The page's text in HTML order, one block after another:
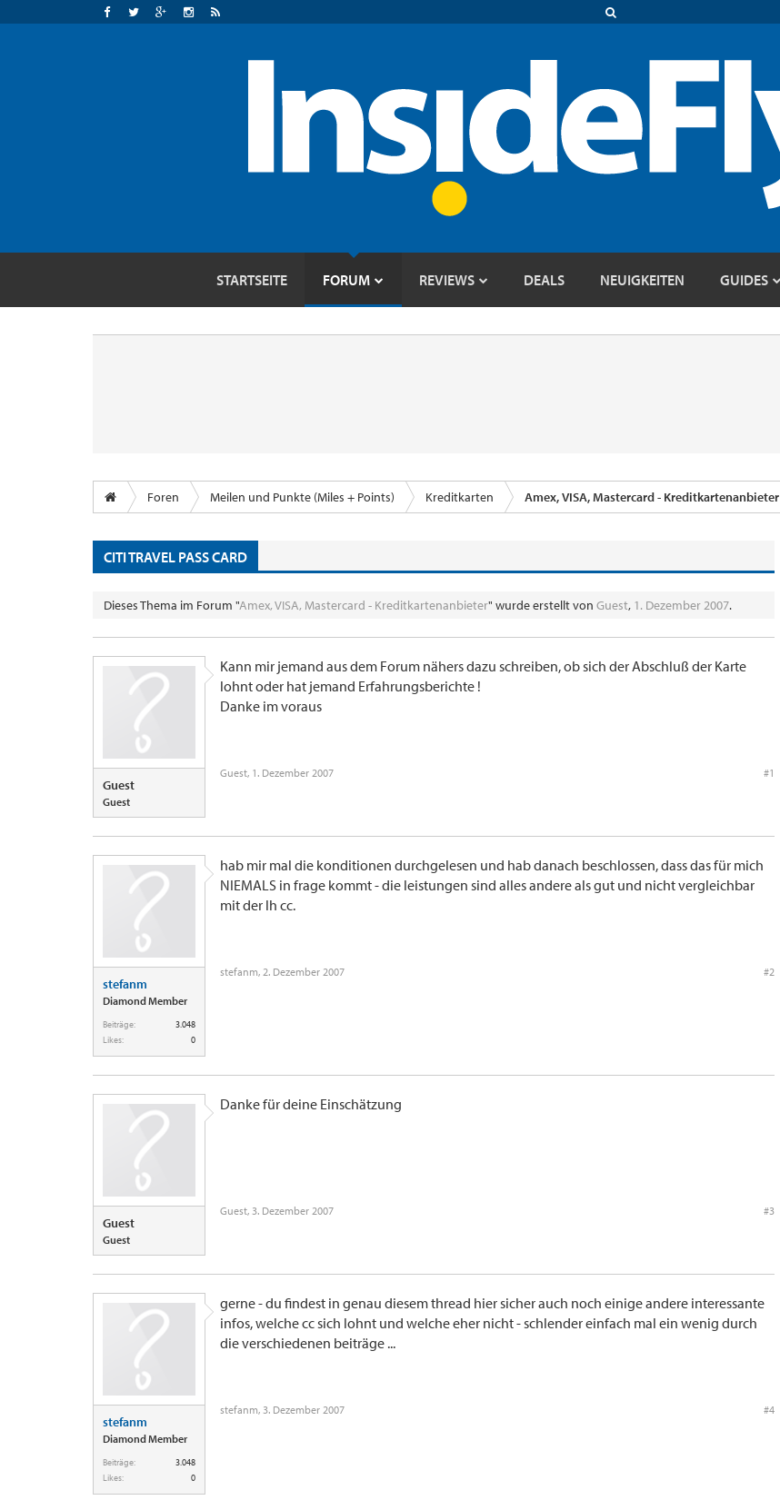
STARTSEITE FORUM REVIEWS DEALS NEUIGKEITEN GUIDES
Foren Meilen und Punkte (Miles + Points) Kreditkarten Amex, VISA, Mastercard - Kreditkartenanbieter
CITI TRAVEL PASS CARD
Dieses Thema im Forum "Amex, VISA, Mastercard - Kreditkartenanbieter" wurde erstellt von Guest, 1. Dezember 2007.
Guest
Guest
Kann mir jemand aus dem Forum nähers dazu schreiben, ob sich der Abschluß der Karte
lohnt oder hat jemand Erfahrungsberichte !
Danke im voraus
Guest, 1. Dezember 2007 #1
stefanm
Diamond Member
Beiträge:
3.048
Likes:
0
hab mir mal die konditionen durchgelesen und hab danach beschlossen, dass das für mich
NIEMALS in frage kommt - die leistungen sind alles andere als gut und nicht vergleichbar
mit der lh cc.
stefanm, 2. Dezember 2007 #2
Guest
Guest
Danke für deine Einschätzung
Guest, 3. Dezember 2007 #3
stefanm
Diamond Member
Beiträge:
3.048
Likes:
0
gerne - du findest in genau diesem thread hier sicher auch noch einige andere interessante
infos, welche cc sich lohnt und welche eher nicht - schlender einfach mal ein wenig durch
die verschiedenen beiträge ...
stefanm, 3. Dezember 2007 #4